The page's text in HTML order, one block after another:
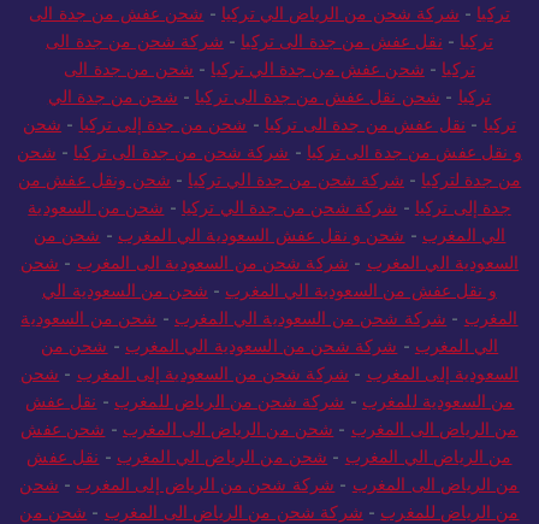
تركيا - شركة شحن من الرياض الي تركيا - شحن عفش من جدة الى
تركيا - نقل عفش من جدة الى تركيا - شركة شحن من جدة الى
تركيا - شحن عفش من جدة الي تركيا - شحن من جدة الى
تركيا - شحن نقل عفش من جدة الى تركيا - شحن من جدة الي
تركيا - نقل عفش من جدة الى تركيا - شحن من جدة إلى تركيا - شحن
و نقل عفش من جدة الى تركيا - شركة شحن من جدة الى تركيا - شحن
من جدة لتركيا - شركة شحن من جدة الي تركيا - شحن ونقل عفش من
جدة إلى تركيا - شركة شحن من جدة الي تركيا - شحن من السعودية
الي المغرب - شحن و نقل عفش السعودية الي المغرب - شحن من
السعودية الي المغرب - شركة شحن من السعودية الى المغرب - شحن
و نقل عفش من السعودية الي المغرب - شحن من السعودية الي
المغرب - شركة شحن من السعودية الي المغرب - شحن من السعودية
الي المغرب - شركة شحن من السعودية الي المغرب - شحن من
السعودية إلى المغرب - شركة شحن من السعودية إلى المغرب - شحن
من السعودية للمغرب - شركة شحن من الرياض للمغرب - نقل عفش
من الرياض الى المغرب - شحن من الرياض الى المغرب - شحن عفش
من الرياض الي المغرب - شحن من الرياض الي المغرب - نقل عفش
من الرياض الى المغرب - شركة شحن من الرياض إلى المغرب - شحن
من الرياض للمغرب - شركة شحن من الرياض الى المغرب - شحن من